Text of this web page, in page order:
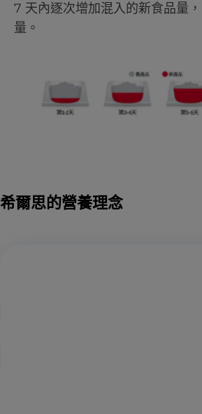
7 天內逐次增加混入的新食品量
量。
希爾思的營養理念